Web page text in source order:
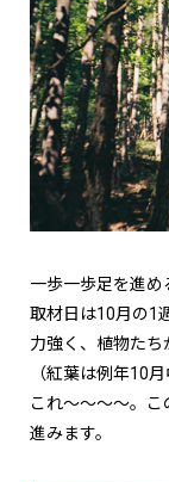
一歩一歩足を進め
取材日は10月の1
力強く、植物たち
（紅葉は例年10
これ～～～～。
進みます。